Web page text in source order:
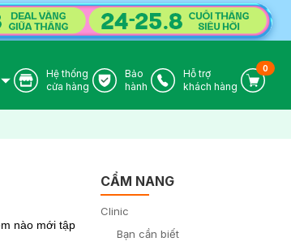
Store Icon
Hệ thống
cửa hàng
Warranty Icon
Bảo
hành
Phone Icon
Hỗ trợ
khách hàng
Cart
0
nào mới tập
CẨM NANG
Clinic
Bạn cần biết